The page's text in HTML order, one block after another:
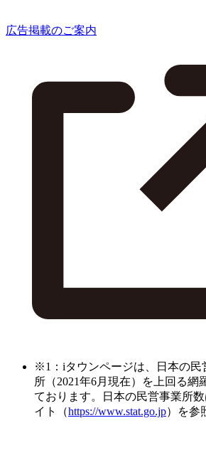
広告掲載のご案内
※1：iタウンページは、日本の民
所（2021年6月現在）を上回る網
ております。日本の民営事業所
イト（https://www.stat.go.jp）を参